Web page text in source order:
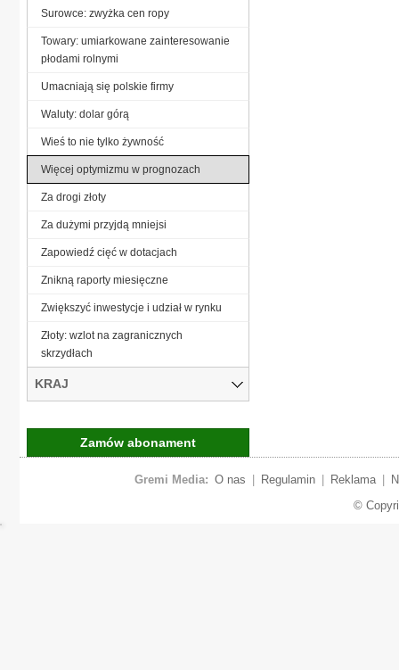
Surowce: zwyżka cen ropy
Towary: umiarkowane zainteresowanie
płodami rolnymi
Umacniają się polskie firmy
Waluty: dolar górą
Wieś to nie tylko żywność
Więcej optymizmu w prognozach
Za drogi złoty
Za dużymi przyjdą mniejsi
Zapowiedź cięć w dotacjach
Znikną raporty miesięczne
Zwiększyć inwestycje i udział w rynku
Złoty: wzlot na zagranicznych
skrzydłach
KRAJ
Zamów abonament
Gremi Media: O nas Regulamin Reklama
©